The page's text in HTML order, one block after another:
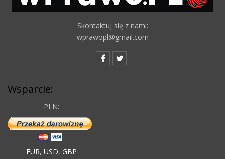
Skontaktuj się z nami:
wprawopl@gmail.com
Wsparcie:
PLN:
EUR, USD, GBP